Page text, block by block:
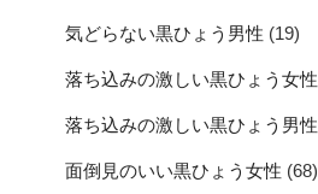
気どらない黒ひょう男性 (19)
落ち込みの激しい黒ひょう女性
落ち込みの激しい黒ひょう男性
面倒見のいい黒ひょう女性 (68)